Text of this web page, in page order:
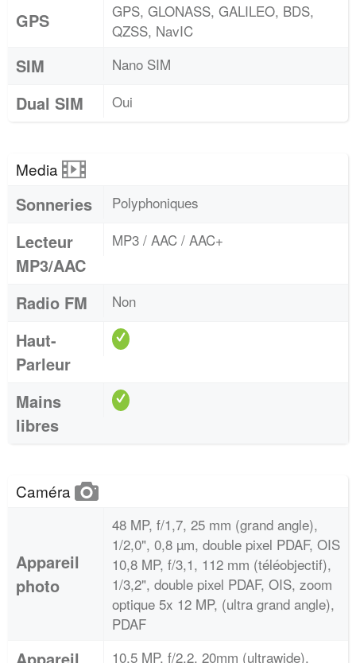
GPS
GPS, GLONASS, GALILEO, BDS,
QZSS, NavIC
SIM Nano SIM
Dual SIM Oui
Media
Sonneries Polyphoniques
Lecteur
MP3/AAC
MP3 / AAC / AAC+
Radio FM Non
Haut-
Parleur
Mains
libres
Caméra
Appareil
photo
48 MP, f/1,7, 25 mm (grand angle),
1/2,0", 0,8 µm, double pixel PDAF, OIS
10,8 MP, f/3,1, 112 mm (téléobjectif),
1/3,2", double pixel PDAF, OIS, zoom
optique 5x 12 MP, (ultra grand angle),
PDAF
10,5 MP, f/2.2, 20mm (ultrawide),